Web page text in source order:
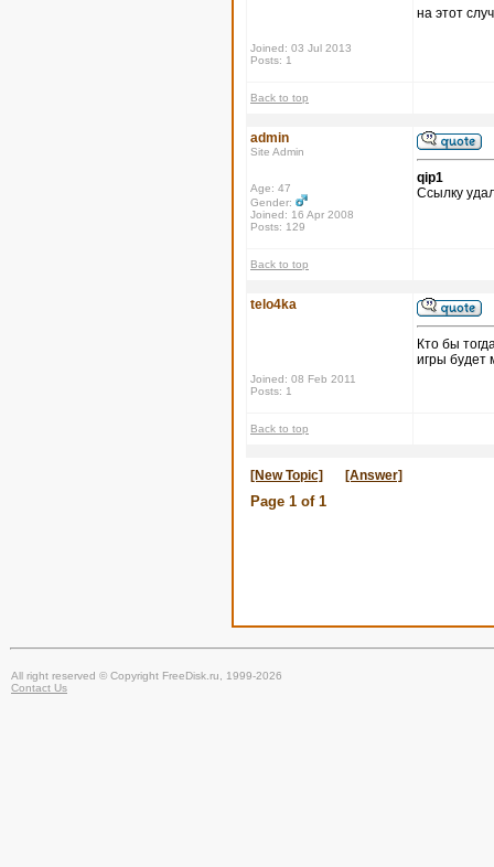
Joined: 03 Jul 2013
Posts: 1
на этот
Back to top
admin
Site Admin
Age: 47
Gender:
Joined: 16 Apr 2008
Posts: 129
qip1
Ссылку
Back to top
telo4ka
Joined: 08 Feb 2011
Posts: 1
Кто бы
игры будет
Back to top
[New Topic] [Answer]
Page 1 of 1
All right reserved © Copyright FreeDisk.ru, 1999-2026
Contact Us